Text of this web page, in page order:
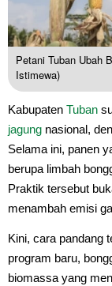
Petani Tuban Ubah
Istimewa)
Kabupaten Tuban
jagung nasional,
Selama ini, panen
berupa limbah
Praktik tersebut
menambah emisi
Kini, cara pandang
program baru,
biomassa yang